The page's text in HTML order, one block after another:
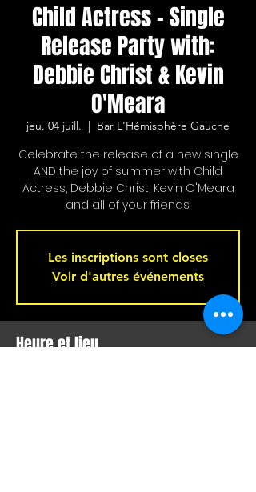
Child Actress - Single
Release Party with:
Debbie Christ & Kevin
O'Meara
jeu. 04 juill. Bar L'Hémisphère Gauche
Celebrate the release of a new single
AND the joy of summer with Child
Actress, Debbie Christ, Kevin O'Meara
and all of your friends.
Les inscriptions sont closes
Voir d'autres événements
Heure et lieu